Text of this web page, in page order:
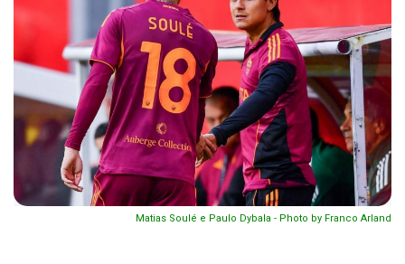
Matias Soulé e Paulo Dybala - Photo by Franco Arland